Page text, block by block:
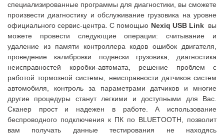
специализированные программы для диагностики, вы сможете
произвести диагностику и обслуживание грузовика на уровне
официального сервис-центра. С помощью Nexiq USB Linkвы
можете провести следующие операции: считывание и
удаление из памяти контроллера кодов ошибок двигателя,
проведение калибровки подвески грузовика, диагностика
неисправностей коробки-автомата, решение проблем с
работой тормозной системы, неисправности датчиков систем
автомобиля, контроль за параметрами датчиков и многие
другие процедуры станут легкими и доступными для Вас.
Сканер прост и надежен в работе. А использование
беспроводного подключения к ПК по BLUETOOTH, позволит
вам получать данные тестирования не находясь